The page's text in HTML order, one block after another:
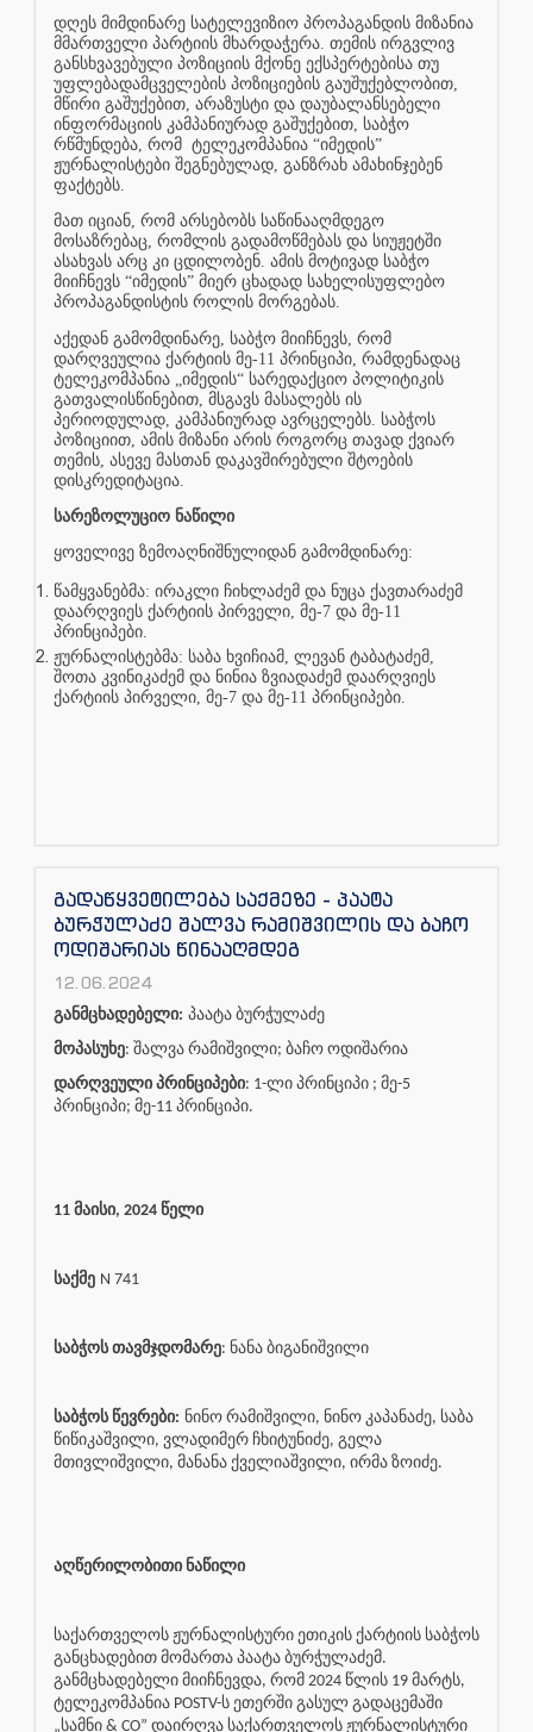
დღეს მიმდინარე სატელევიზიო პროპაგანდის მიზანია
მმართველი პარტიის მხარდაჭერა. თემის ირგვლივ
განსხვავებული პოზიციის მქონე ექსპერტებისა თუ
უფლებადამცველების პოზიციების გაუშუქებლობით,
მწირი გაშუქებით, არაზუსტი და დაუბალანსებელი
ინფორმაციის კამპანიურად გაშუქებით, საბჭო
რწმუნდება, რომ ტელეკომპანია “იმედის”
ჟურნალისტები შეგნებულად, განზრახ ამახინჯებენ
ფაქტებს.
მათ იციან, რომ არსებობს საწინააღმდეგო
მოსაზრებაც, რომლის გადამოწმებას და სიუჟეტში
ასახვას არც კი ცდილობენ. ამის მოტივად საბჭო
მიიჩნევს “იმედის” მიერ ცხადად სახელისუფლებო
პროპაგანდისტის როლის მორგებას.
აქედან გამომდინარე, საბჭო მიიჩნევს, რომ
დარღვეულია ქარტიის მე-11 პრინციპი, რამდენადაც
ტელეკომპანია „იმედის“ სარედაქციო პოლიტიკის
გათვალისწინებით, მსგავს მასალებს ის
პერიოდულად, კამპანიურად ავრცელებს. საბჭოს
პოზიციით, ამის მიზანი არის როგორც თავად ქვიარ
თემის, ასევე მასთან დაკავშირებული შტოების
დისკრედიტაცია.
სარეზოლუციო ნაწილი
ყოველივე ზემოაღნიშნულიდან გამომდინარე:
წამყვანებმა: ირაკლი ჩიხლაძემ და ნუცა ქავთარაძემ
დაარღვიეს ქარტიის პირველი, მე-7 და მე-11
პრინციპები.
ჟურნალისტებმა: საბა ხვიჩიამ, ლევან ტაბატაძემ,
შოთა კვინიკაძემ და ნინია ზვიადაძემ დაარღვიეს
ქარტიის პირველი, მე-7 და მე-11 პრინციპები.
გადაწყვეტილება საქმეზე - პაატა
ბურჭულაძე შალვა რამიშვილის და ბაჩო
ოდიშარიას წინააღმდეგ
12.06.2024
განმცხადებელი: პაატა ბურჭულაძე
მოპასუხე: შალვა რამიშვილი; ბაჩო ოდიშარია
დარღვეული პრინციპები: 1-ლი პრინციპი ; მე-5
პრინციპი; მე-11 პრინციპი.
11 მაისი, 2024 წელი
საქმე N 741
საბჭოს თავმჯდომარე: ნანა ბიგანიშვილი
საბჭოს წევრები: ნინო რამიშვილი, ნინო კაპანაძე, საბა
წიწიკაშვილი, ვლადიმერ ჩხიტუნიძე, გელა
მთივლიშვილი, მანანა ქველიაშვილი, ირმა ზოიძე.
აღწერილობითი ნაწილი
საქართველოს ჟურნალისტური ეთიკის ქარტიის საბჭოს
განცხადებით მომართა პაატა ბურჭულაძემ.
განმცხადებელი მიიჩნევდა, რომ 2024 წლის 19 მარტს,
ტელეკომპანია POSTV-ს ეთერში გასულ გადაცემაში
„სამნი & CO” დაირღვა საქართველოს ჟურნალისტური